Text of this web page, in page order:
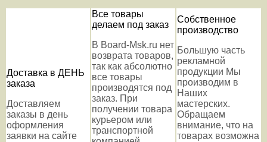
Доставка в ДЕНЬ
заказа
Доставляем
заказы в день
оформления
заявки на сайте
Все товары
делаем под заказ
В Board-Msk.ru нет
возврата товаров,
так как абсолютно
все товары
производятся под
заказ. При
получении товара
курьером или
транспортной
Собственное
производство
Большую часть
рекламной
продукции Мы
производим в
Наших
мастерских.
Обращаем
внимание, что на
товарах возможна